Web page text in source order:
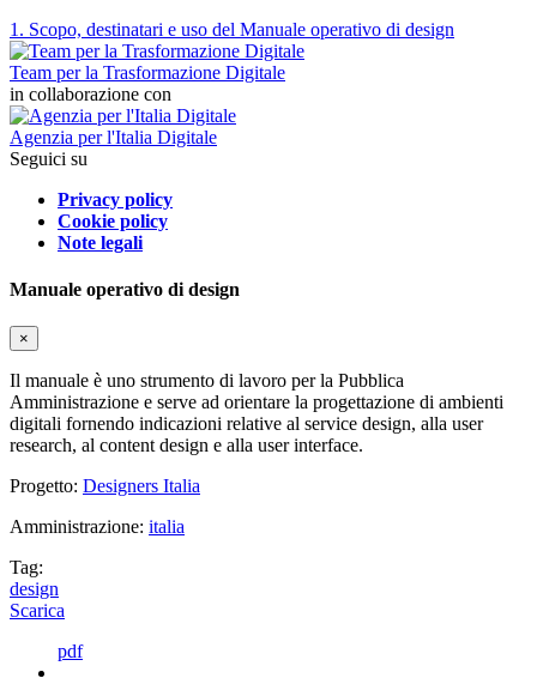
1. Scopo, destinatari e uso del Manuale operativo di design
Team per la Trasformazione Digitale
in collaborazione con
Agenzia per l'Italia Digitale
Seguici su
Privacy policy
Cookie policy
Note legali
Manuale operativo di design
×
Il manuale è uno strumento di lavoro per la Pubblica
Amministrazione e serve ad orientare la progettazione di ambienti
digitali fornendo indicazioni relative al service design, alla user
research, al content design e alla user interface.
Progetto: Designers Italia
Amministrazione: italia
Tag:
design
Scarica
pdf